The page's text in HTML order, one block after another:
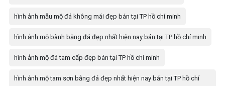
hình ảnh mẫu mộ đá không mái đẹp bán tại TP hồ chí minh
hình ảnh mộ bành bằng đá đẹp nhất hiện nay bán tại TP hồ chí minh
hình ảnh mộ đá tam cấp đẹp bán tại TP hồ chí minh
hình ảnh mộ tam sơn bằng đá đẹp nhất hiện nay bán tại TP hồ chí